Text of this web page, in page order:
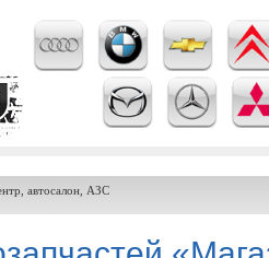
автосалон, АЗС